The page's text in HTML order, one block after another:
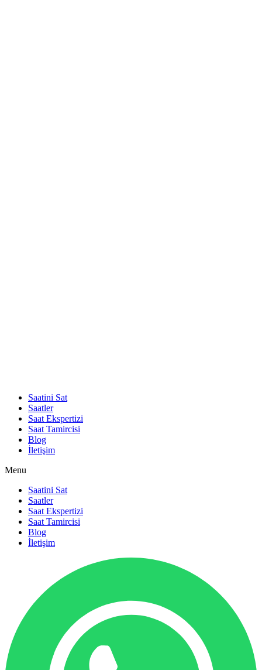
Saatini Sat
Saatler
Saat Ekspertizi
Saat Tamircisi
Blog
İletişim
Menu
Saatini Sat
Saatler
Saat Ekspertizi
Saat Tamircisi
Blog
İletişim